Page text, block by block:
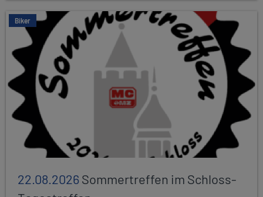
Biker
22.08.2026Sommertreffen im Schloss-